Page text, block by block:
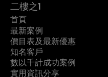
二樓之1
首頁
收
費
案
例
製
作
G
最新案例
一
頁
式
多
頁
行
價目表及最新優惠
網
站
推
知名客戶
數以千計成功案例
實用資訊分享